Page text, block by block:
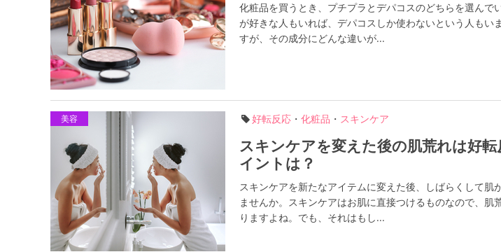
化粧品を買うとき、プチプラとデパコスのどちらを選んで
が好きな人もいれば、デパコスしか使わないという人もい
すが、その成分にどんな違いが...
美容 好転反応 ・ 化粧品 ・ スキンケア
スキンケアを変えた後の肌荒れは好
イントは？
スキンケアを新たなアイテムに変えた後、しばらくして肌
ませんか。スキンケアはお肌に直接つけるものなので、肌
りますよね。でも、それはもし...